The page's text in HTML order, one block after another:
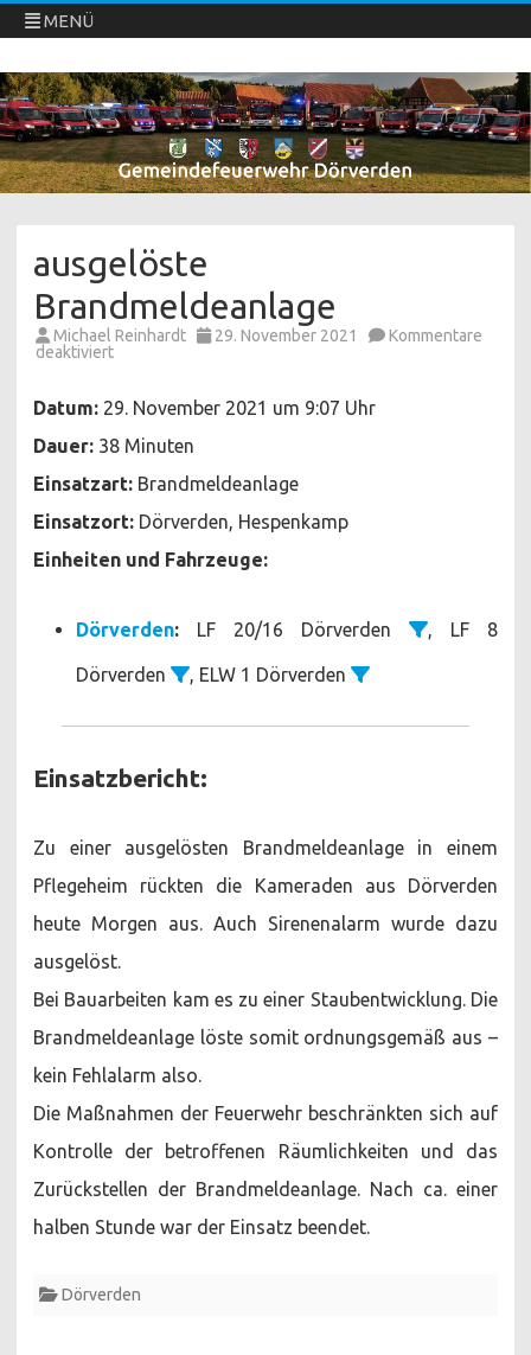
MENÜ
Freiwillige Feuerwehren Dörverden
Direkt
zum
Inhalt
springen
ausgelöste
Brandmeldeanlage
Michael Reinhardt 29. November 2021
Kommentare
deaktiviertfür
Datum: 29. November 2021 um 9:07 Uhr
Dauer: 38 Minuten
Einsatzart: Brandmeldeanlage
Einsatzort: Dörverden, Hespenkamp
Einheiten und Fahrzeuge:
Dörverden: LF 20/16 Dörverden , LF 8
Dörverden , ELW 1 Dörverden
Einsatzbericht:
Zu einer ausgelösten Brandmeldeanlage in einem
Pflegeheim rückten die Kameraden aus Dörverden
heute Morgen aus. Auch Sirenenalarm wurde dazu
ausgelöst.
Bei Bauarbeiten kam es zu einer Staubentwicklung. Die
Brandmeldeanlage löste somit ordnungsgemäß aus –
kein Fehlalarm also.
Die Maßnahmen der Feuerwehr beschränkten sich auf
Kontrolle der betroffenen Räumlichkeiten und das
Zurückstellen der Brandmeldeanlage. Nach ca. einer
halben Stunde war der Einsatz beendet.
Dörverden